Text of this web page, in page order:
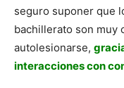
seguro suponer que
bachillerato son muy
autolesionarse,
interacciones con